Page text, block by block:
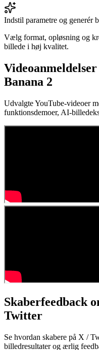
Indstil parametre og generér
Vælg format, opløsning og
billede i høj kvalitet.
Banana 2
Udvalgte YouTube-videoer
funktionsdemoer, AI-
Skaberfeedback
Twitter
Se hvordan skabere på X /
billedresultater og ærlig